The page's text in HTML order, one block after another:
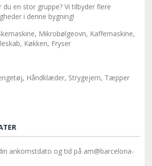
du en stor gruppe? Vi tilbyder flere
i denne bygning!
Mikrobølgeovn, Kaffemaskine,
Køkken, Fryser
Håndklæder, Strygejern, Tæpper
ankomstdato og tid på am@barcelona-